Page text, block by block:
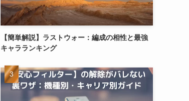
【簡単解説】ラストウォー：編成の相性と最強
キャラランキング